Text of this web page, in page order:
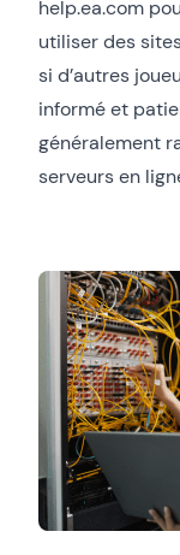
help.ea.com
utiliser des
si d’autres
informé et
généralement
serveurs en